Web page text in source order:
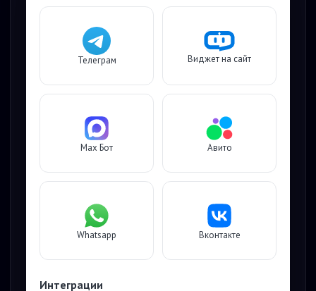
Телеграм Виджет на сайт
Max Бот Авито
Whatsapp Вконтакте
Интеграции